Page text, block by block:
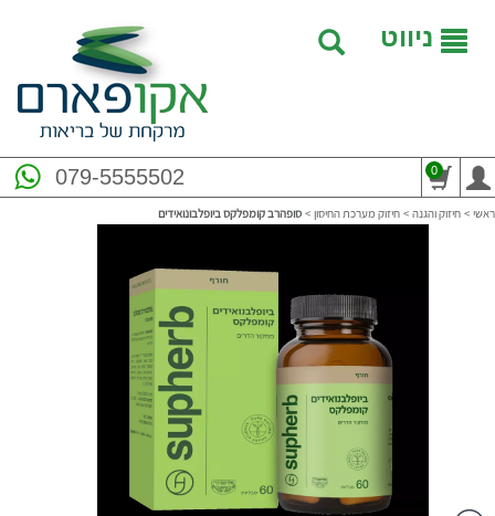
ניווט
079-5555502 0
ראשי > חיזוק והגנה > חיזוק מערכת החיסון > סופהרב קומפלקס ביופלבונואידים